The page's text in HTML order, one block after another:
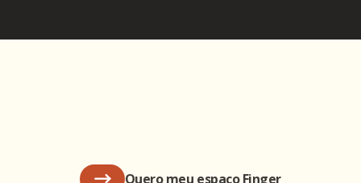
Quero meu espaço Finger